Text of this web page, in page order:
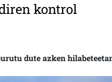
kontrol
(IKAS): “GERO ETA GEHIAGO
dute azken